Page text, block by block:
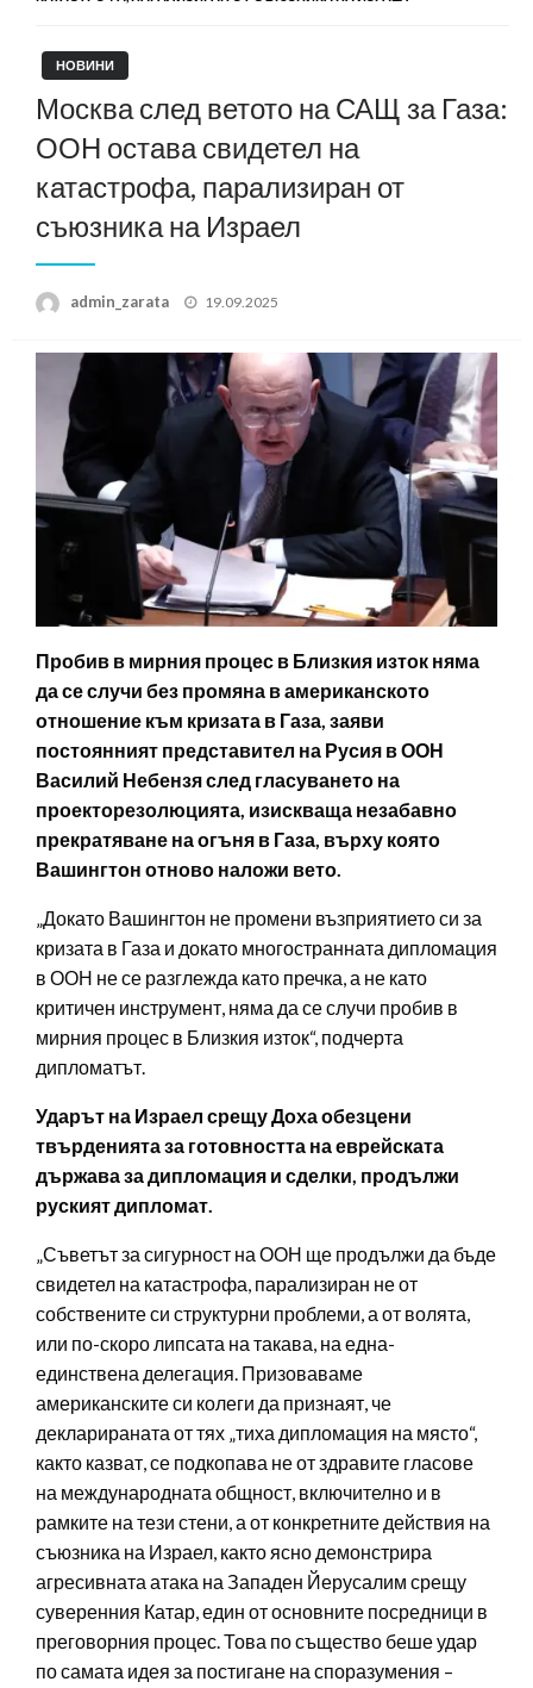
НОВИНИ
Москва след ветото на САЩ за Газа:
ООН остава свидетел на
катастрофа, парализиран от
съюзника на Израел
admin_zarata
Posted
19.09.2025
Пробив в мирния процес в Близкия изток няма
да се случи без промяна в американското
отношение към кризата в Газа, заяви
постоянният представител на Русия в ООН
Василий Небензя след гласуването на
проекторезолюцията, изискваща незабавно
прекратяване на огъня в Газа, върху която
Вашингтон отново наложи вето.
„Докато Вашингтон не промени възприятието си за
кризата в Газа и докато многостранната дипломация
в ООН не се разглежда като пречка, а не като
критичен инструмент, няма да се случи пробив в
мирния процес в Близкия изток“, подчерта
дипломатът.
Ударът на Израел срещу Доха обезцени
твърденията за готовността на еврейската
държава за дипломация и сделки, продължи
руският дипломат.
„Съветът за сигурност на ООН ще продължи да бъде
свидетел на катастрофа, парализиран не от
собствените си структурни проблеми, а от волята,
или по-скоро липсата на такава, на една-
единствена делегация. Призоваваме
американските си колеги да признаят, че
декларираната от тях „тиха дипломация на място“,
както казват, се подкопава не от здравите гласове
на международната общност, включително и в
рамките на тези стени, а от конкретните действия на
съюзника на Израел, както ясно демонстрира
агресивната атака на Западен Йерусалим срещу
суверенния Катар, един от основните посредници в
преговорния процес. Това по същество беше удар
по самата идея за постигане на споразумения –